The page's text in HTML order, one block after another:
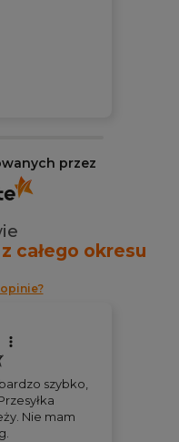
przez
z całego okresu
szybko,
Nie mam